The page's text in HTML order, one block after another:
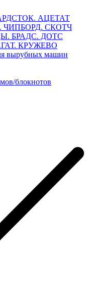
АЦЕТАТ
СКОТЧ
БРАДС. ДОТС
КРУЖЕВО
машин
блокнотов